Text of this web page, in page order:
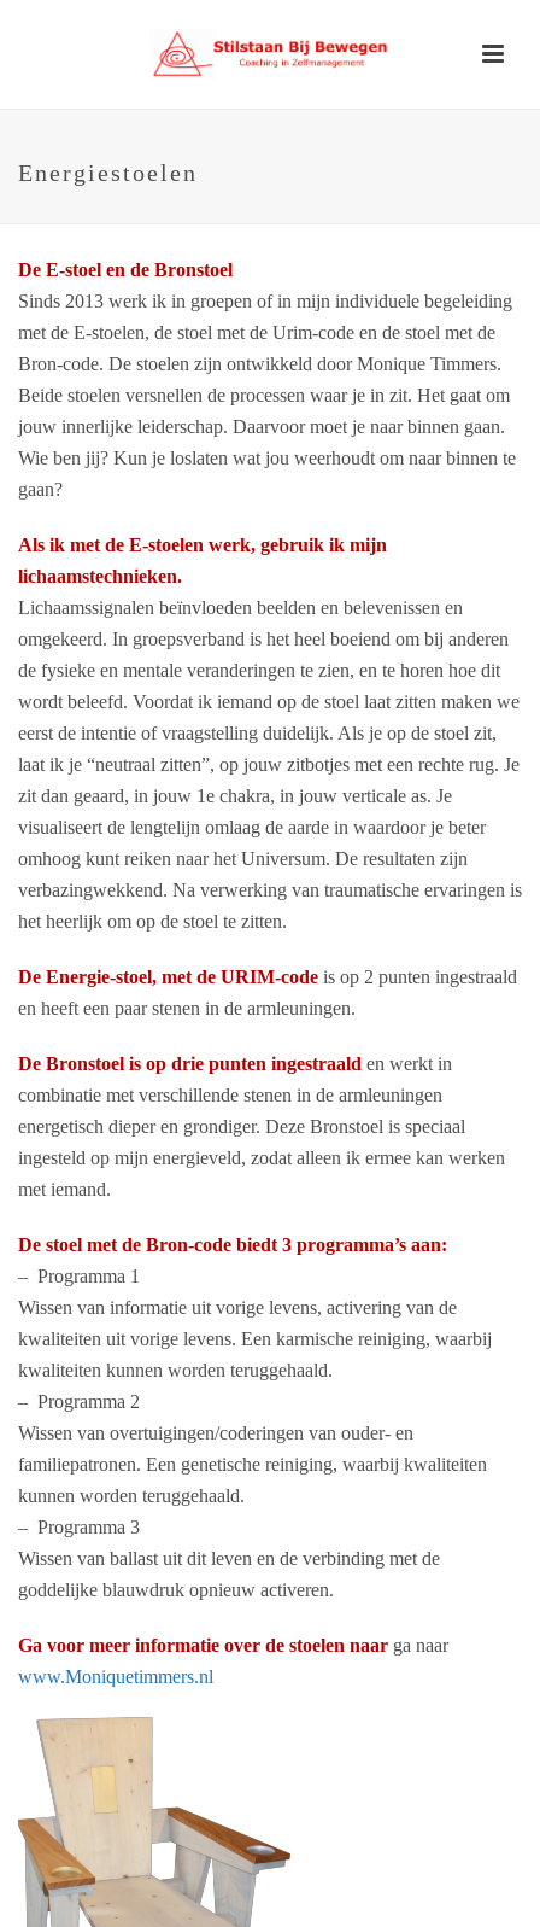
Energiestoelen
De E-stoel en de Bronstoel
Sinds 2013 werk ik in groepen of in mijn individuele begeleiding
met de E-stoelen, de stoel met de Urim-code en de stoel met de
Bron-code. De stoelen zijn ontwikkeld door Monique Timmers.
Beide stoelen versnellen de processen waar je in zit. Het gaat om
jouw innerlijke leiderschap. Daarvoor moet je naar binnen gaan.
Wie ben jij? Kun je loslaten wat jou weerhoudt om naar binnen te
gaan?
Als ik met de E-stoelen werk, gebruik ik mijn
lichaamstechnieken.
Lichaamssignalen beïnvloeden beelden en belevenissen en
omgekeerd. In groepsverband is het heel boeiend om bij anderen
de fysieke en mentale veranderingen te zien, en te horen hoe dit
wordt beleefd. Voordat ik iemand op de stoel laat zitten maken we
eerst de intentie of vraagstelling duidelijk. Als je op de stoel zit,
laat ik je “neutraal zitten”, op jouw zitbotjes met een rechte rug. Je
zit dan geaard, in jouw 1e chakra, in jouw verticale as. Je
visualiseert de lengtelijn omlaag de aarde in waardoor je beter
omhoog kunt reiken naar het Universum. De resultaten zijn
verbazingwekkend. Na verwerking van traumatische ervaringen is
het heerlijk om op de stoel te zitten.
De Energie-stoel, met de URIM-code is op 2 punten ingestraald
en heeft een paar stenen in de armleuningen.
De Bronstoel is op drie punten ingestraald en werkt in
combinatie met verschillende stenen in de armleuningen
energetisch dieper en grondiger. Deze Bronstoel is speciaal
ingesteld op mijn energieveld, zodat alleen ik ermee kan werken
met iemand.
De stoel met de Bron-code biedt 3 programma’s aan:
– Programma 1
Wissen van informatie uit vorige levens, activering van de
kwaliteiten uit vorige levens. Een karmische reiniging, waarbij
kwaliteiten kunnen worden teruggehaald.
– Programma 2
Wissen van overtuigingen/coderingen van ouder- en
familiepatronen. Een genetische reiniging, waarbij kwaliteiten
kunnen worden teruggehaald.
– Programma 3
Wissen van ballast uit dit leven en de verbinding met de
goddelijke blauwdruk opnieuw activeren.
Ga voor meer informatie over de stoelen naar ga naar
www.Moniquetimmers.nl